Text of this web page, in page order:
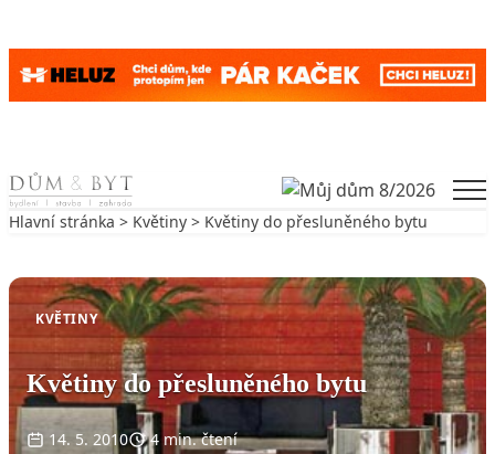
Skip to content
Hlavní stránka > Květiny > Květiny do přesluněného bytu
KVĚTINY
Květiny do přesluněného bytu
14. 5. 2010 4 min. čtení